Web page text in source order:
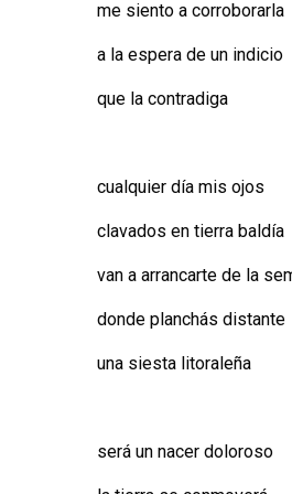
me siento a corroborarla
a la espera de un indicio
que la contradiga
cualquier día mis ojos
clavados en tierra baldía
van a arrancarte de la
donde planchás distante
una siesta litoraleña
será un nacer doloroso